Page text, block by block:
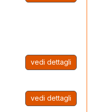
vedi dettagli
vedi dettagli